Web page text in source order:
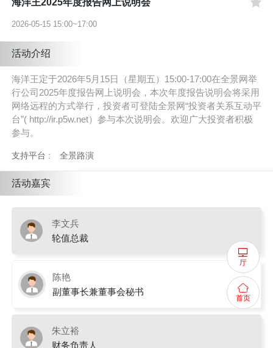
海洋王2025年度报告网上说明会
2026-05-15 15:00~17:00
活动介绍
海洋王定于2026年5月15日（星期五）15:00-17:00在全景网举
行公司2025年度报告网上说明会，本次年度报告说明会将采用
网络远程的方式举行，投资者可登陆全景网“投资者关系互动平
台”( http://ir.p5w.net）参与本次说明会。欢迎广大投资者积极
参与。
支持平台 : 全景路演
活动嘉宾
李文兵
轮值总裁
陈艳
副董事长兼董事会秘书
朱立裕
财务负责人
厅
首页